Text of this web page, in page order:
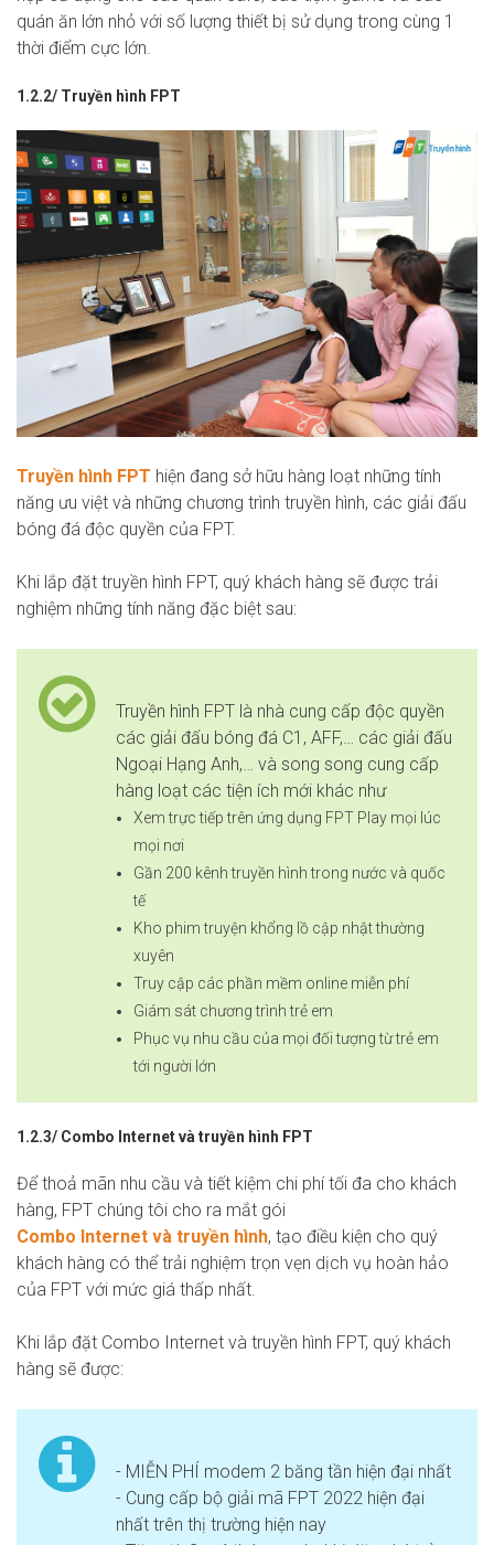
quán ăn lớn nhỏ với số lượng thiết bị sử dụng trong cùng 1
thời điểm cực lớn.
1.2.2/ Truyền hình FPT
Truyền hình FPT hiện đang sở hữu hàng loạt những tính
năng ưu việt và những chương trình truyền hình, các giải đấu
bóng đá độc quyền của FPT.
Khi lắp đặt truyền hình FPT, quý khách hàng sẽ được trải
nghiệm những tính năng đặc biệt sau:
Truyền hình FPT là nhà cung cấp độc quyền
các giải đấu bóng đá C1, AFF,… các giải đấu
Ngoại Hạng Anh,… và song song cung cấp
hàng loạt các tiện ích mới khác như
Xem trực tiếp trên ứng dụng FPT Play mọi lúc
mọi nơi
Gần 200 kênh truyền hình trong nước và quốc
tế
Kho phim truyện khổng lồ cập nhật thường
xuyên
Truy cập các phần mềm online miễn phí
Giám sát chương trình trẻ em
Phục vụ nhu cầu của mọi đối tượng từ trẻ em
tới người lớn
1.2.3/ Combo Internet và truyền hình FPT
Để thoả mãn nhu cầu và tiết kiệm chi phí tối đa cho khách
hàng, FPT chúng tôi cho ra mắt gói
Combo Internet và truyền hình, tạo điều kiện cho quý
khách hàng có thể trải nghiệm trọn vẹn dịch vụ hoàn hảo
của FPT với mức giá thấp nhất.
Khi lắp đặt Combo Internet và truyền hình FPT, quý khách
hàng sẽ được:
- MIỄN PHÍ modem 2 băng tần hiện đại nhất
- Cung cấp bộ giải mã FPT 2022 hiện đại
nhất trên thị trường hiện nay